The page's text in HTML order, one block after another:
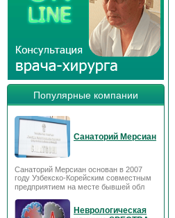
Популярные компании
Санаторий Мерсиан
Санаторий Мерсиан основан в 2007
году Узбекско-Корейским совместным
предприятием на месте бывшей обл
Неврологическая